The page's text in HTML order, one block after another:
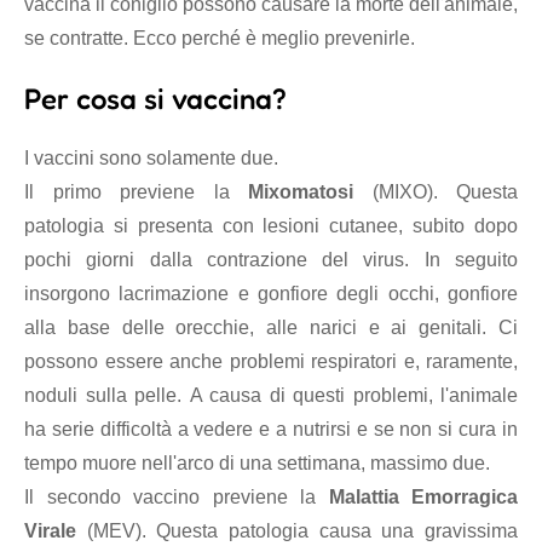
vaccina il coniglio possono causare la morte dell'animale,
se contratte. Ecco perché è meglio prevenirle.
Per cosa si vaccina?
I vaccini sono solamente due.
Il primo previene la
Mixomatosi (MIXO). Questa
patologia si presenta con lesioni cutanee, subito dopo
pochi giorni dalla contrazione del virus. In seguito
insorgono lacrimazione e gonfiore degli occhi, gonfiore
alla base delle orecchie, alle narici e ai genitali. Ci
possono essere anche problemi respiratori e, raramente,
noduli sulla pelle. A causa di questi problemi, l'animale
ha serie difficoltà a vedere e a nutrirsi e se non si cura in
tempo muore nell'arco di una settimana, massimo due.
Il secondo vaccino previene la
Malattia Emorragica
Virale (MEV). Questa patologia causa una gravissima